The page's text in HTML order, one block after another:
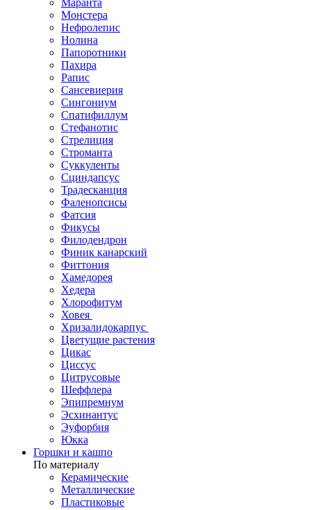
Маранта
Монстера
Нефролепис
Нолина
Папоротники
Пахира
Рапис
Сансевиерия
Сингониум
Спатифиллум
Стефанотис
Стрелиция
Строманта
Суккуленты
Сциндапсус
Традесканция
Фаленопсисы
Фатсия
Фикусы
Филодендрон
Финик канарский
Фиттония
Хамедорея
Хедера
Хлорофитум
Ховея
Хризалидокарпус
Цветущие растения
Цикас
Циссус
Цитрусовые
Шеффлера
Эпипремнум
Эсхинантус
Эуфорбия
Юкка
Горшки и кашпо
По материалу
Керамические
Металлические
Пластиковые